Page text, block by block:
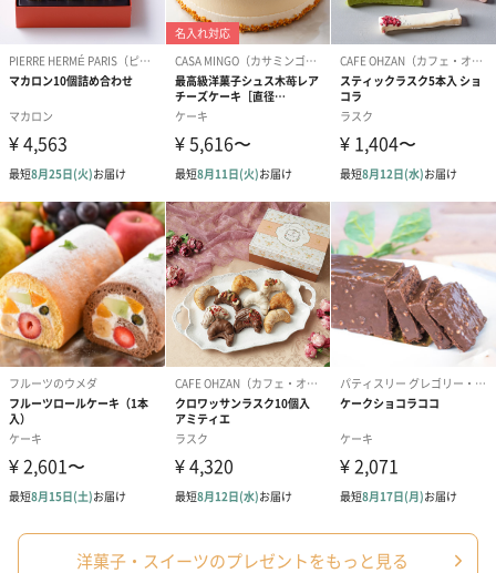
シーズンブーケ（ひま
わり）（1,880円）
ブーケ（ホワイトグリ
ーン）（1,650円）
ブーケ（ピン
（1,650円）
ドライフラワー・プリザーブドフラワー
自然のお花で作ったドライフラワー・プリザーブドフラワーを同
梱します。
一部花材が写真と異なる場合がございます。予めご了承くださ
い。パッケージに入れてお届けします。
洋菓子・スイーツのプレゼントをもっと見る